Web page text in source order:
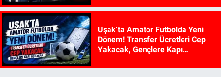
Uşak’ta Amatör Futbolda Yeni
Dönem! Transfer Ücretleri Cep
Yakacak, Gençlere Kapı